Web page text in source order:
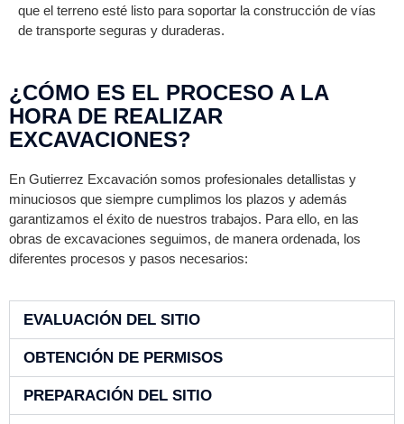
que el terreno esté listo para soportar la construcción de vías
de transporte seguras y duraderas.
¿CÓMO ES EL PROCESO A LA
HORA DE REALIZAR
EXCAVACIONES?
En Gutierrez Excavación somos profesionales detallistas y
minuciosos que siempre cumplimos los plazos y además
garantizamos el éxito de nuestros trabajos. Para ello, en las
obras de excavaciones seguimos, de manera ordenada, los
diferentes procesos y pasos necesarios:
EVALUACIÓN DEL SITIO
OBTENCIÓN DE PERMISOS
PREPARACIÓN DEL SITIO